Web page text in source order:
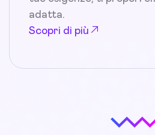
adatta.
Scopri di più